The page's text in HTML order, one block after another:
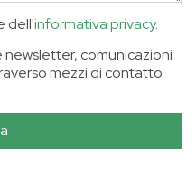
dell'informativa privacy.
newsletter, comunicazioni
mezzi di contatto